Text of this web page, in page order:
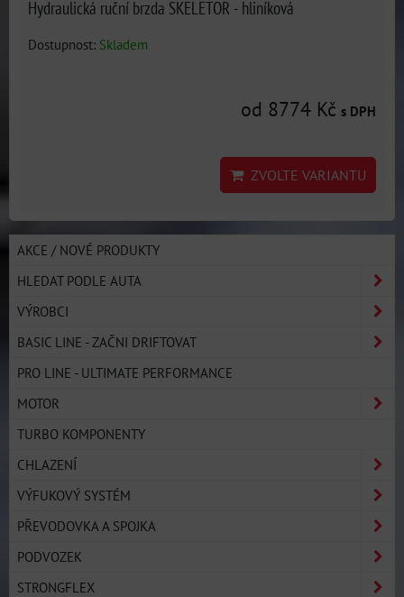
Hydraulická ruční brzda SKELETOR - hliníková
Dostupnost: Skladem
od 8774 Kč s DPH
ZVOLTE VARIANTU
AKCE / NOVÉ PRODUKTY
HLEDAT PODLE AUTA
VÝROBCI
BASIC LINE - ZAČNI DRIFTOVAT
PRO LINE - ULTIMATE PERFORMANCE
MOTOR
TURBO KOMPONENTY
CHLAZENÍ
VÝFUKOVÝ SYSTÉM
PŘEVODOVKA A SPOJKA
PODVOZEK
STRONGFLEX